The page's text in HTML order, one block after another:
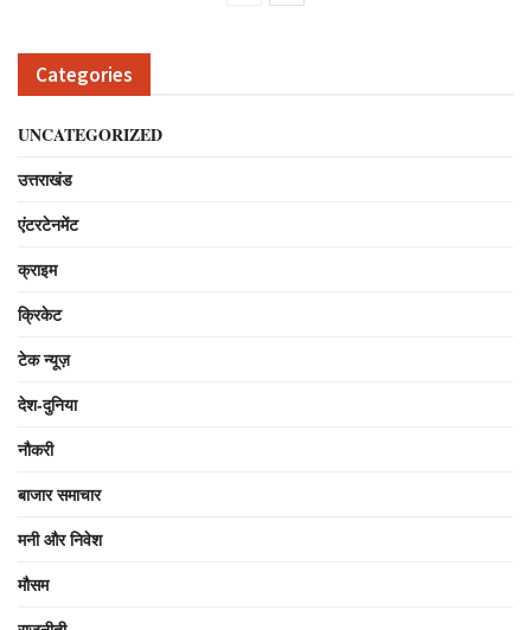
Categories
UNCATEGORIZED
उत्तराखंड
एंटरटेनमेंट
क्राइम
क्रिकेट
टेक न्यूज़
देश-दुनिया
नौकरी
बाजार समाचार
मनी और निवेश
मौसम